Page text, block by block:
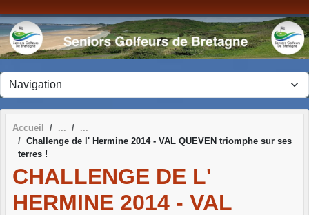
Accueil
Challenge de l' Hermine 2014 - VAL QUEVEN triomphe sur ses
terres !
CHALLENGE DE L'
HERMINE 2014 - VAL